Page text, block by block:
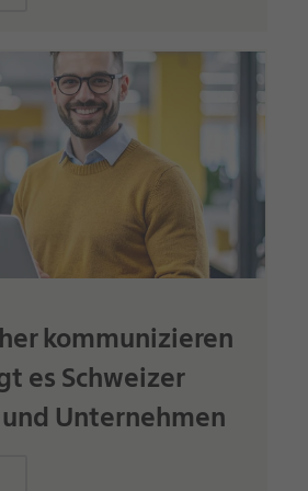
kommunizieren
es Schweizer
Unternehmen